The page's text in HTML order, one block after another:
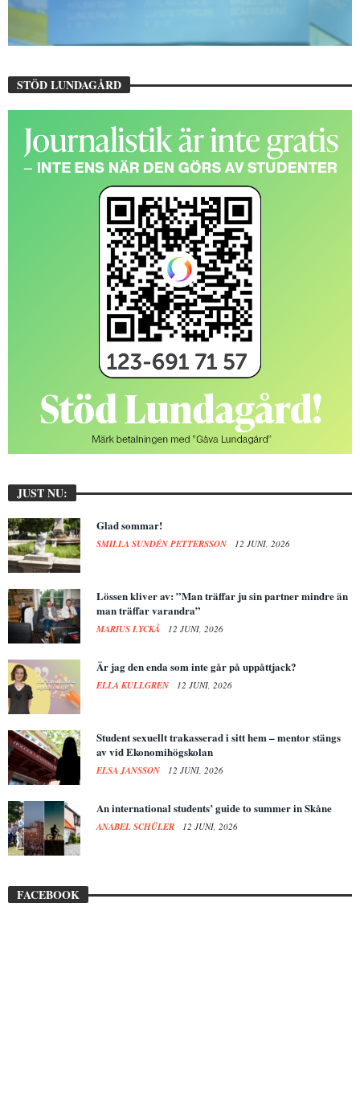
STÖD LUNDAGÅRD
JUST NU:
Glad sommar!
SMILLA SUNDÉN PETTERSSON 12 JUNI, 2026
Lössen kliver av: ”Man träffar ju sin partner mindre än
man träffar varandra”
MARIUS LYCKÅ 12 JUNI, 2026
Är jag den enda som inte går på uppåttjack?
ELLA KULLGREN 12 JUNI, 2026
Student sexuellt trakasserad i sitt hem – mentor stängs
av vid Ekonomihögskolan
ELSA JANSSON 12 JUNI, 2026
An international students’ guide to summer in Skåne
ANABEL SCHÜLER 12 JUNI, 2026
FACEBOOK